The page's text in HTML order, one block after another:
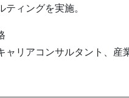
ティングを実施。
ャリアコンサルタント、